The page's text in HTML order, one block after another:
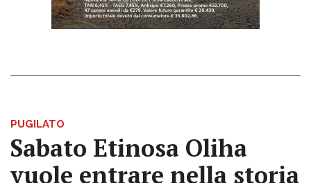
PUGILATO
Sabato Etinosa Oliha
vuole entrare nella storia